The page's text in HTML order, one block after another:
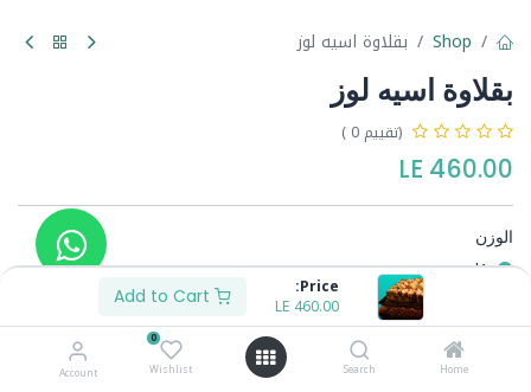
Price:
460.00
LE
Home
Search
0
Wishlist
Account
Shop بقلاوة اسيه لوز
بقلاوة اسيه لوز
(تقييم 0 )
460.00
الوزن
1ك
-
230.00